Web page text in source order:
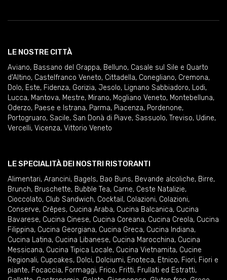
LE NOSTRE CITTÀ
Aviano, Bassano del Grappa, Belluno, Casale sul Sile e Quarto
d'Altino, Castelfranco Veneto, Cittadella, Conegliano, Cremona,
Dolo, Este, Fidenza, Gorizia, Jesolo, Lignano Sabbiadoro, Lodi,
Lucca, Mantova, Mestre, Mirano, Mogliano Veneto, Montebelluna,
Oderzo, Paese e Istrana, Parma, Piacenza, Pordenone,
Portogruaro, Sacile, San Donà di Piave, Sassuolo, Treviso, Udine,
Vercelli, Vicenza, Vittorio Veneto
LE SPECIALITÀ DEI NOSTRI RISTORANTI
Alimentari, Arancini, Bagels, Bao Buns, Bevande alcoliche, Birre,
Brunch, Bruschette, Bubble Tea, Carne, Ceste Natalizie,
Cioccolato, Club Sandwich, Cocktail , Colazioni, Colazioni,
Conserve, Crêpes, Cucina Araba, Cucina Balcanica, Cucina
Bavarese, Cucina Cinese, Cucina Coreana, Cucina Creola, Cucina
Filippina, Cucina Georgiana, Cucina Greca, Cucina Indiana,
Cucina Latina, Cucina Libanese, Cucina Marocchina, Cucina
Messicana, Cucina Tipica Locale, Cucina Vietnamita, Cucine
Regionali, Cupcakes, Dolci, Dolciumi, Enoteca, Etnico, Fiori, Fiori e
piante, Focaccia, Formaggi, Frico, Fritti, Frullati ed Estratti,